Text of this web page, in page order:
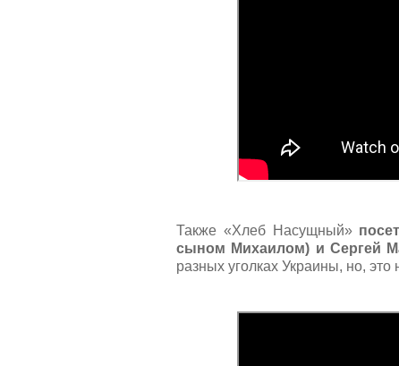
Также «Хлеб Насущный»
сыном Михаилом) и Сергей
разных уголках Украины, но,